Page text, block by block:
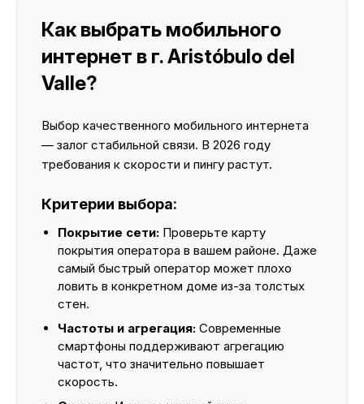
Как выбрать мобильного
интернет в г. Aristóbulo del
Valle?
Выбор качественного мобильного интернета
— залог стабильной связи. В 2026 году
требования к скорости и пингу растут.
Критерии выбора:
Покрытие сети: Проверьте карту
покрытия оператора в вашем районе. Даже
самый быстрый оператор может плохо
ловить в конкретном доме из-за толстых
стен.
Частоты и агрегация: Современные
смартфоны поддерживают агрегацию
частот, что значительно повышает
скорость.